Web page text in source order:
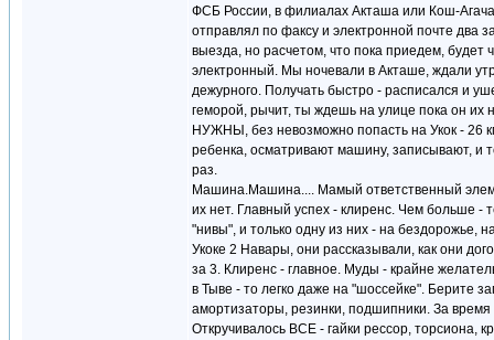
ФСБ России, в филиалах Акташа или Кош-
отправлял по факсу и электронной почте два
выезда, но расчетом, что пока приедем, будет
электронный. Мы ночевали в Акташе, ждали
дежурного. Получать быстро - расписался и
геморой, рычит, ты ждешь на улице пока он их
НУЖНЫ, без невозможно попасть на Укок - 26
ребенка, осматривают машину, записывают, и
раз.
Машина.Машина.... Мамый ответственный
их нет. Главный успех - клиренс. Чем больше -
"нивы", и только одну из них - на бездорожье,
Укоке 2 Навары, они рассказывали, как они
за 3. Клиренс - главное. Муды - крайне
в Тыве - то легко даже на "шоссейке". Берите
амортизаторы, резинки, подшипники. За
Откручивалось ВСЕ - гайки рессор, торсиона,